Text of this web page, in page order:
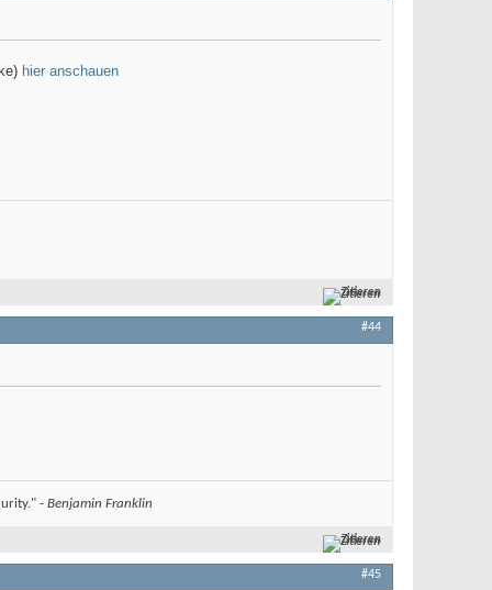
hier anschauen
Zitieren
#44
- Benjamin Franklin
Zitieren
#45